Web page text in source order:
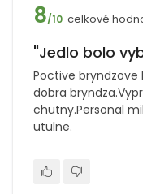
8/10 celkové
"Jedlo bolo
Poctive bryndzove
dobra
chutny.Personal
utulne.